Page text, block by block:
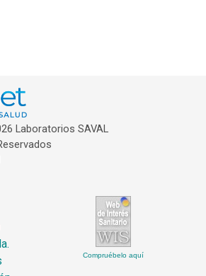
Laboratorios SAVAL
Compruébelo aquí